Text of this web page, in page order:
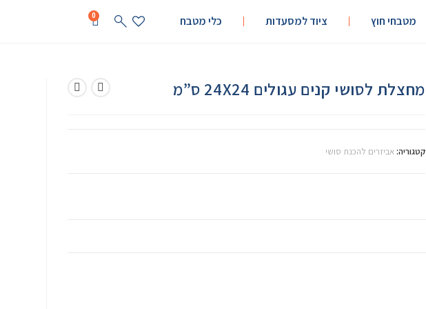
מטבחי חוץ ציוד למסעדות כלי מטבח 0
מחצלת לסושי קנים עגולים 24X24 ס”מ
קטגוריה:אביזרים להכנת סושי